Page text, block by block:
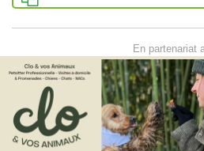
En partenariat